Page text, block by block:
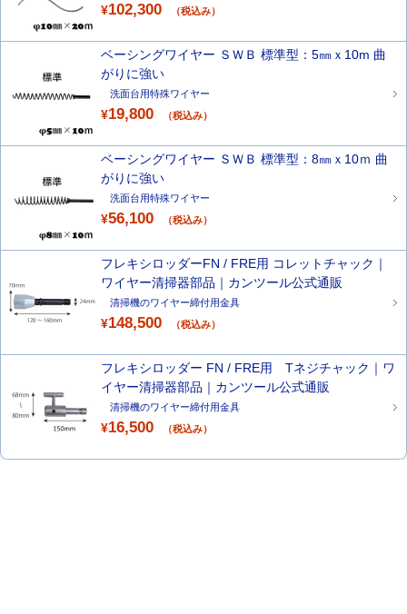
¥102,300 （税込み）
ベーシングワイヤー ＳＷＢ 標準型：5㎜ｘ10m 曲
がりに強い
洗面台用特殊ワイヤー
¥19,800 （税込み）
ベーシングワイヤー ＳＷＢ 標準型：8㎜ｘ10ｍ 曲
がりに強い
洗面台用特殊ワイヤー
¥56,100 （税込み）
フレキシロッダーFN / FRE用 コレットチャック｜
ワイヤー清掃器部品｜カンツール公式通販
清掃機のワイヤー締付用金具
¥148,500 （税込み）
フレキシロッダー FN / FRE用 Tネジチャック｜ワ
イヤー清掃器部品｜カンツール公式通販
清掃機のワイヤー締付用金具
¥16,500 （税込み）